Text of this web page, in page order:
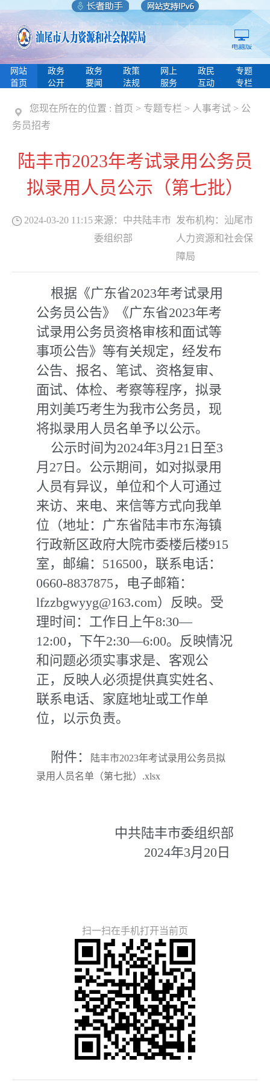
网站
首页
政务
公开
政务
要闻
政策
法规
网上
服务
政民
互动
专题
专栏
您现在所在的位置 : 首页 > 专题专栏 > 人事考试 > 公
务员招考
陆丰市2023年考试录用公务员
拟录用人员公示（第七批）
2024-03-20 11:15来源： 中共陆丰市
委组织部
发布机构： 汕尾市
人力资源和社会保
障局
根据《广东省2023年考试录用
公务员公告》《广东省2023年考
试录用公务员资格审核和面试等
事项公告》等有关规定，经发布
公告、报名、笔试、资格复审、
面试、体检、考察等程序，拟录
用刘美巧考生为我市公务员，现
将拟录用人员名单予以公示。
公示时间为2024年3月21日至3
月27日。公示期间，如对拟录用
人员有异议，单位和个人可通过
来访、来电、来信等方式向我单
位（地址：广东省陆丰市东海镇
行政新区政府大院市委楼后楼915
室，邮编：516500，联系电话：
0660-8837875，电子邮箱：
lfzzbgwyyg@163.com）反映。受
理时间：工作日上午8:30—
12:00，下午2:30—6:00。反映情况
和问题必须实事求是、客观公
正，反映人必须提供真实姓名、
联系电话、家庭地址或工作单
位，以示负责。
附件：
陆丰市2023年考试录用公务员拟
录用人员名单（第七批）.xlsx
中共陆丰市委组织部
2024年3月20日
扫一扫在手机打开当前页